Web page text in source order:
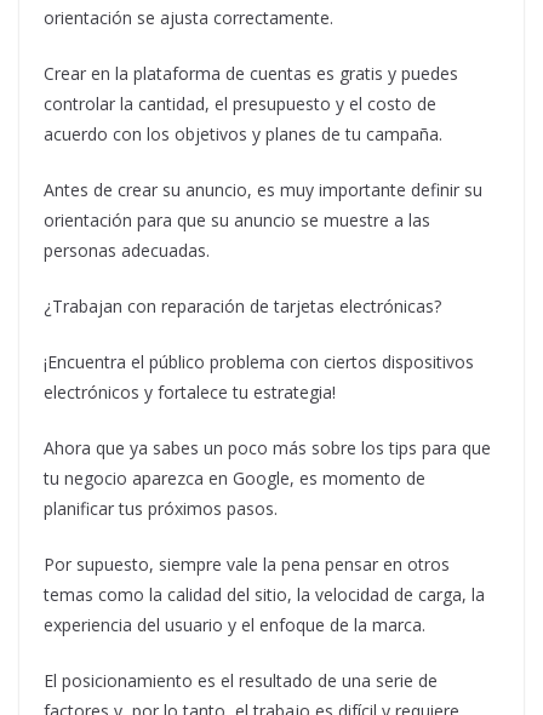
orientación se ajusta correctamente.
Crear en la plataforma de cuentas es gratis y puedes
controlar la cantidad, el presupuesto y el costo de
acuerdo con los objetivos y planes de tu campaña.
Antes de crear su anuncio, es muy importante definir su
orientación para que su anuncio se muestre a las
personas adecuadas.
¿Trabajan con reparación de tarjetas electrónicas?
¡Encuentra el público problema con ciertos dispositivos
electrónicos y fortalece tu estrategia!
Ahora que ya sabes un poco más sobre los tips para que
tu negocio aparezca en Google, es momento de
planificar tus próximos pasos.
Por supuesto, siempre vale la pena pensar en otros
temas como la calidad del sitio, la velocidad de carga, la
experiencia del usuario y el enfoque de la marca.
El posicionamiento es el resultado de una serie de